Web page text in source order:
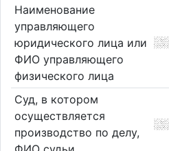
Наименование
управляющего
юридического лица или
ФИО управляющего
физического лица
Суд, в котором
осуществляется
производство по делу,